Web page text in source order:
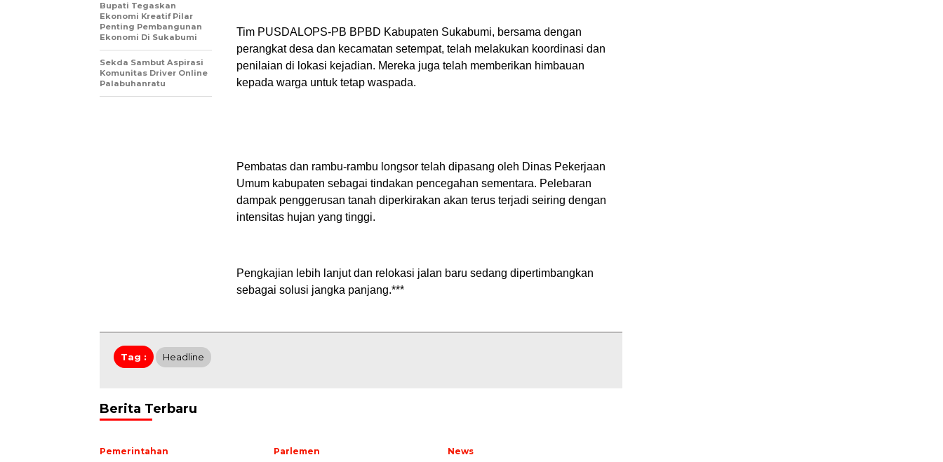
Tim PUSDALOPS-PB BPBD Kabupaten Sukabumi, bersama dengan
perangkat desa dan kecamatan setempat, telah melakukan koordinasi dan
penilaian di lokasi kejadian. Mereka juga telah memberikan himbauan
kepada warga untuk tetap waspada.
Pembatas dan rambu-rambu longsor telah dipasang oleh Dinas Pekerjaan
Umum kabupaten sebagai tindakan pencegahan sementara. Pelebaran
dampak penggerusan tanah diperkirakan akan terus terjadi seiring dengan
intensitas hujan yang tinggi.
Pengkajian lebih lanjut dan relokasi jalan baru sedang dipertimbangkan
sebagai solusi jangka panjang.***
Bupati Tegaskan
Ekonomi Kreatif Pilar
Penting Pembangunan
Ekonomi Di Sukabumi
Sekda Sambut Aspirasi
Komunitas Driver Online
Palabuhanratu
Tag : Headline
Berita Terbaru
Pemerintahan Parlemen News